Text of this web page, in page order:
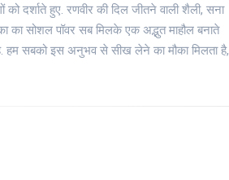
दर्शाते हुए. रणवीर की दिल जीतने वाली शैली, सना
का सोशल पॉवर सब मिलके एक अद्भुत माहौल बनाते
है. हम सबको इस अनुभव से सीख लेने का मौका मिलता है,